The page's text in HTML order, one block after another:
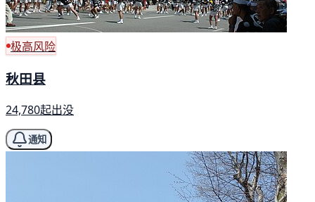
极高风险
秋田县
24,780起出没
通知